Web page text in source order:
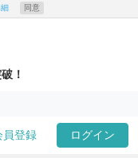
同意
！
員登録 ログイン